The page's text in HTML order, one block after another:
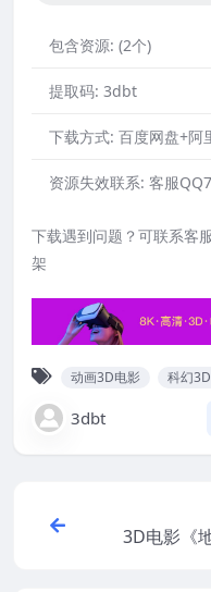
包含资源: (2个)
提取码: 3dbt
下载方式: 百度网盘+阿
资源失效联系: 客服
下载遇到问题？可联系客
架
动画3D电影 科幻
3dbt
3D电影《